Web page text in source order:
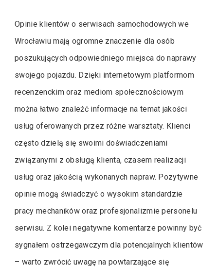
Opinie klientów o serwisach samochodowych we
Wrocławiu mają ogromne znaczenie dla osób
poszukujących odpowiedniego miejsca do naprawy
swojego pojazdu. Dzięki internetowym platformom
recenzenckim oraz mediom społecznościowym
można łatwo znaleźć informacje na temat jakości
usług oferowanych przez różne warsztaty. Klienci
często dzielą się swoimi doświadczeniami
związanymi z obsługą klienta, czasem realizacji
usług oraz jakością wykonanych napraw. Pozytywne
opinie mogą świadczyć o wysokim standardzie
pracy mechaników oraz profesjonalizmie personelu
serwisu. Z kolei negatywne komentarze powinny być
sygnałem ostrzegawczym dla potencjalnych klientów
– warto zwrócić uwagę na powtarzające się